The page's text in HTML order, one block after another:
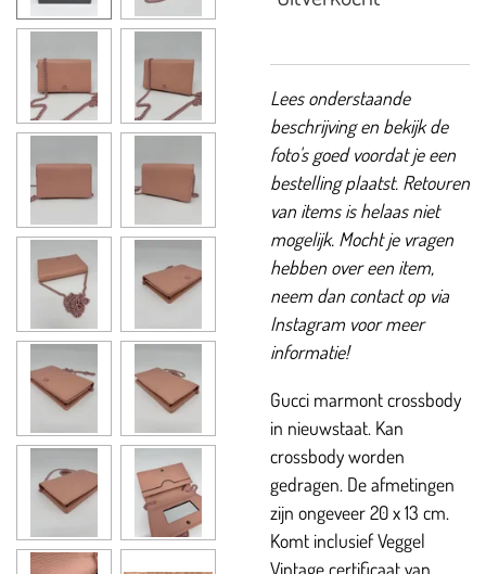
Lees onderstaande
beschrijving en bekijk de
foto's goed voordat je een
bestelling plaatst. Retouren
van items is helaas niet
mogelijk. Mocht je vragen
hebben over een item,
neem dan contact op via
Instagram voor meer
informatie!
Gucci marmont crossbody
in nieuwstaat. Kan
crossbody worden
gedragen. De afmetingen
zijn ongeveer 20 x 13 cm.
Komt inclusief Veggel
Vintage certificaat van